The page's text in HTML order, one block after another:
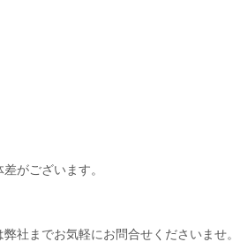
がございます。
社までお気軽にお問合せくださいませ。